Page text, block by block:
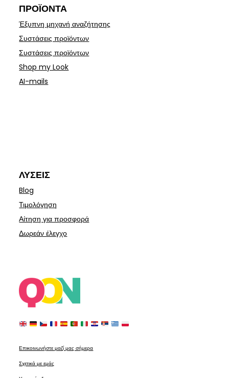
ΠΡΟΪΌΝΤΑ
Έξυπνη μηχανή αναζήτησης
Συστάσεις προϊόντων
Συστάσεις προϊόντων
Shop my Look
AI-mails
ΛΎΣΕΙΣ
Blog
Τιμολόγηση
Αίτηση για προσφορά
Δωρεάν έλεγχο
Επικοινωνήστε μαζί μας σήμερα
Σχετικά με εμάς